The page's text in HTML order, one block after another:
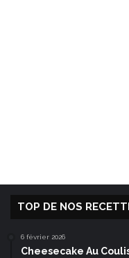
TOP DE NOS
6 février 2026
Cheesecake Au